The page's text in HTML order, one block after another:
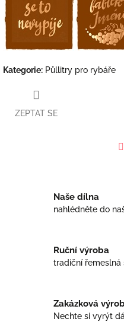
Kategorie: Půllitry pro rybáře
ZEPTAT SE
Naše dílna
nahlédněte do
Ruční výroba
tradiční řemeslná
Zakázková
Nechte si vyrýt